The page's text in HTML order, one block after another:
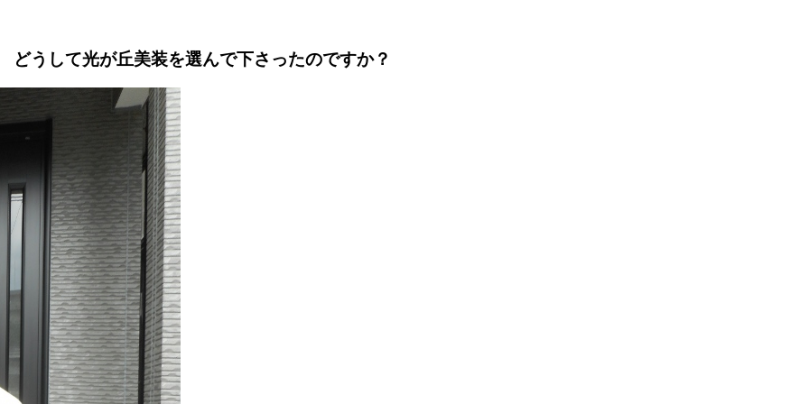
どうして光が丘美装を選んで下さったのですか？